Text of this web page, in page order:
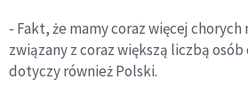
- Fakt, że mamy coraz więcej
związany z coraz większą liczbą
dotyczy również Polski.